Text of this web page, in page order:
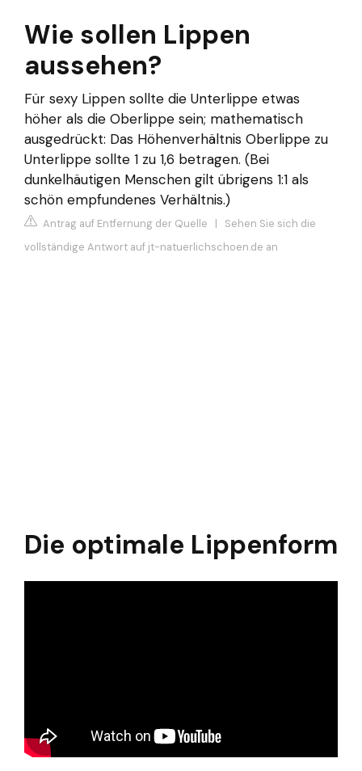
Wie sollen Lippen
aussehen?
Für sexy Lippen sollte die Unterlippe etwas
höher als die Oberlippe sein; mathematisch
ausgedrückt: Das Höhenverhältnis Oberlippe zu
Unterlippe sollte 1 zu 1,6 betragen. (Bei
dunkelhäutigen Menschen gilt übrigens 1:1 als
schön empfundenes Verhältnis.)
Antrag auf Entfernung der Quelle | Sehen Sie sich die
vollständige Antwort auf jt-natuerlichschoen.de an
Die optimale Lippenform